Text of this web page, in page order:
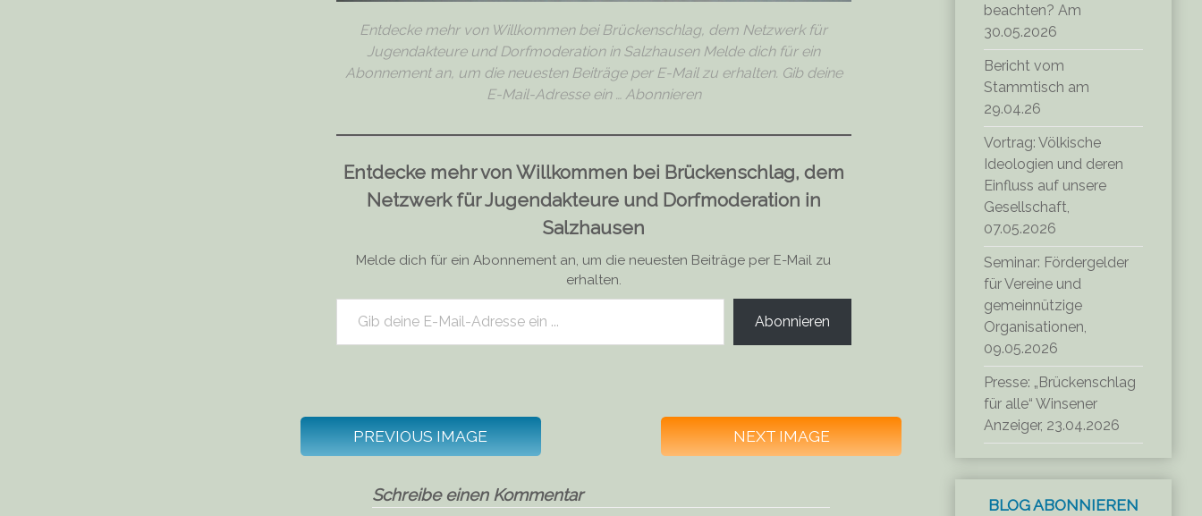
Entdecke mehr von Willkommen bei Brückenschlag, dem Netzwerk für
Jugendakteure und Dorfmoderation in Salzhausen Melde dich für ein
Abonnement an, um die neuesten Beiträge per E-Mail zu erhalten. Gib deine
E-Mail-Adresse ein … Abonnieren
Entdecke mehr von Willkommen bei Brückenschlag, dem
Netzwerk für Jugendakteure und Dorfmoderation in
Salzhausen
Melde dich für ein Abonnement an, um die neuesten Beiträge per E-Mail zu
erhalten.
Gib deine E-Mail-Adresse ein ...
Abonnieren
PREVIOUS IMAGE NEXT IMAGE
Schreibe einen Kommentar
beachten? Am
30.05.2026
Bericht vom
Stammtisch am
29.04.26
Vortrag: Völkische
Ideologien und deren
Einfluss auf unsere
Gesellschaft,
07.05.2026
Seminar: Fördergelder
für Vereine und
gemeinnützige
Organisationen,
09.05.2026
Presse: „Brückenschlag
für alle“ Winsener
Anzeiger, 23.04.2026
BLOG ABONNIEREN